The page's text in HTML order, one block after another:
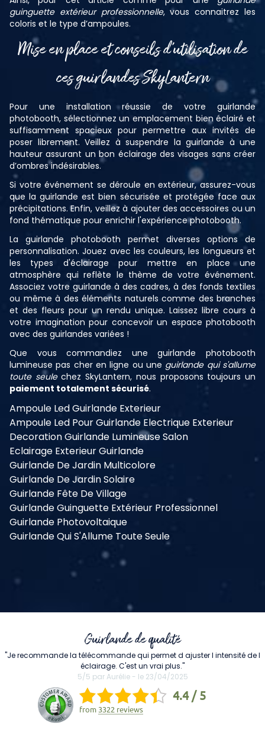
guinguette extérieur professionnelle, vous connaitrez les
coloris et le type d’ampoules.
Mise en place et conseils d’utilisation de
ces guirlandes SkyLantern
Pour une installation réussie de votre guirlande
photobooth, sélectionnez un emplacement bien éclairé et
suffisamment spacieux pour permettre aux invités de
poser librement. Veillez à suspendre la guirlande à une
hauteur assurant un bon éclairage des visages sans créer
d’ombres indésirables.
Si votre événement se déroule en extérieur, assurez-vous
que la guirlande est bien sécurisée et protégée face aux
précipitations. Enfin, veillez à ajouter des accessoires ou un
fond thématique pour enrichir l'expérience photobooth.
La guirlande photobooth permet diverses options de
personnalisation. Jouez avec les couleurs, les longueurs et
les types d'éclairage pour mettre en place une
atmosphère qui reflète le thème de votre événement.
Associez votre guirlande à des cadres, à des fonds textiles
ou même à des éléments naturels comme des branches
et des fleurs pour un rendu unique. Laissez libre cours à
votre imagination pour concevoir un espace photobooth
avec des guirlandes variées !
Que vous commandiez une guirlande photobooth
lumineuse pas cher en ligne ou une guirlande qui s'allume
toute seulechez SkyLantern, nous proposons toujours un
paiement totalement sécurisé.
Ampoule Led Guirlande Exterieur
Ampoule Led Pour Guirlande Electrique Exterieur
Decoration Guirlande Lumineuse Salon
Eclairage Exterieur Guirlande
Guirlande De Jardin Multicolore
Guirlande De Jardin Solaire
Guirlande Fête De Village
Guirlande Guinguette Extérieur Professionnel
Guirlande Photovoltaique
Guirlande Qui S'Allume Toute Seule
Guirlande de qualité
"Je recommande la télécommande qui permet d ajuster l intensité de l
éclairage. C'est un vrai plus."
5/5 par Aurélie - le 23/04/2025
4.4 / 5
from 3322 reviews